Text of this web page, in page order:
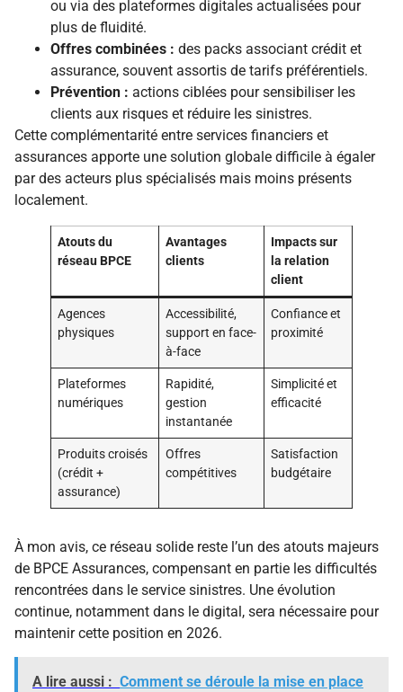
ou via des plateformes digitales actualisées pour
plus de fluidité.
Offres combinées : des packs associant crédit et
assurance, souvent assortis de tarifs préférentiels.
Prévention : actions ciblées pour sensibiliser les
clients aux risques et réduire les sinistres.
Cette complémentarité entre services financiers et
assurances apporte une solution globale difficile à égaler
par des acteurs plus spécialisés mais moins présents
localement.
Atouts du
réseau BPCE
Avantages
clients
Impacts sur
la relation
client
Agences
physiques
Accessibilité,
support en face-
à-face
Confiance et
proximité
Plateformes
numériques
Rapidité,
gestion
instantanée
Simplicité et
efficacité
Produits croisés
(crédit +
assurance)
Offres
compétitives
Satisfaction
budgétaire
À mon avis, ce réseau solide reste l’un des atouts majeurs
de BPCE Assurances, compensant en partie les difficultés
rencontrées dans le service sinistres. Une évolution
continue, notamment dans le digital, sera nécessaire pour
maintenir cette position en 2026.
A lire aussi : Comment se déroule la mise en place